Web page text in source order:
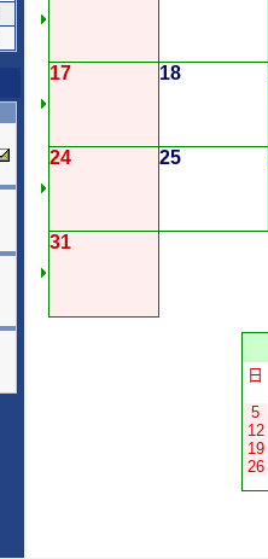
17 18
24 25
31
日
5
12
19
26